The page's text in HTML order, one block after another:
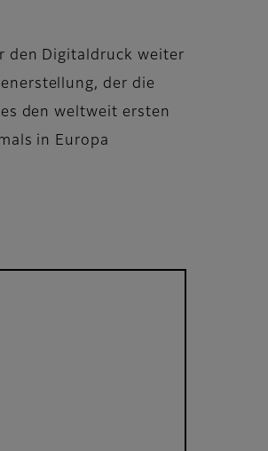
den Digitaldruck weiter
der die
den weltweit ersten
in Europa